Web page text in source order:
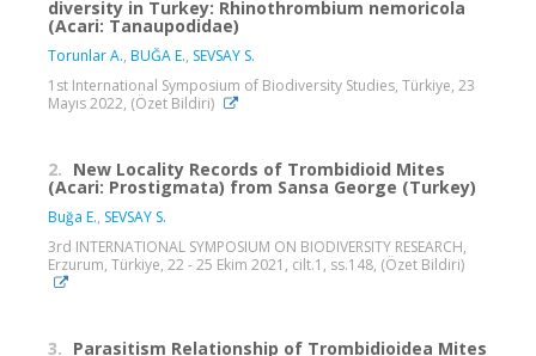
diversity in Turkey: Rhinothrombium nemoricola
(Acari: Tanaupodidae)
Torunlar A., BUĞA E., SEVSAY S.
1st International Symposium of Biodiversity Studies, Türkiye, 23
Mayıs 2022, (Özet Bildiri)
2. New Locality Records of Trombidioid Mites
(Acari: Prostigmata) from Sansa George (Turkey)
Buğa E., SEVSAY S.
3rd INTERNATIONAL SYMPOSIUM ON BIODIVERSITY RESEARCH,
Erzurum, Türkiye, 22 - 25 Ekim 2021, cilt.1, ss.148, (Özet Bildiri)
3. Parasitism Relationship of Trombidioidea Mites